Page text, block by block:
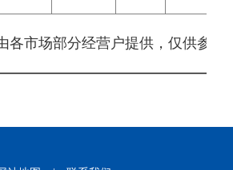
各市场部分经营户提供，仅供参